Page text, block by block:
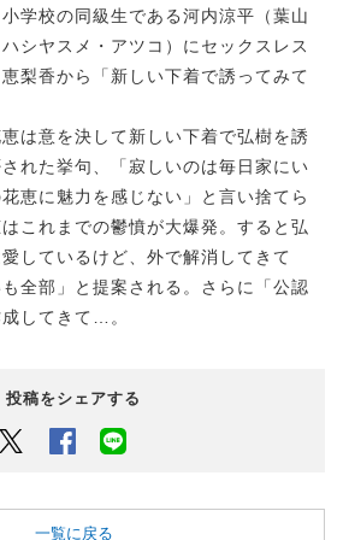
学校の同級生である河内涼平（葉山
シヤスメ・アツコ）にセックスレス
梨香から「新しい下着で誘ってみて
は意を決して新しい下着で弘樹を誘
れた挙句、「寂しいのは毎日家にい
恵に魅力を感じない」と言い捨てら
これまでの鬱憤が大爆発。すると弘
しているけど、外で解消してきて
全部」と提案される。さらに「公認
してきて…。
投稿をシェアする
Twitter Facebook
一覧に戻る